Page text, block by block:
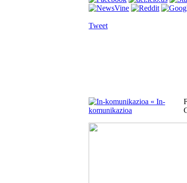
Tweet
« In-
komunikazioa